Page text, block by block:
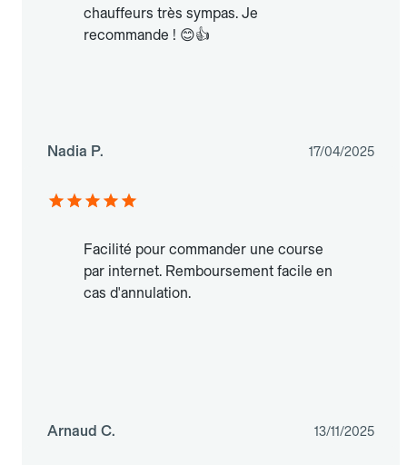
chauffeurs très sympas. Je
recommande ! 😊👍
Nadia P. 17/04/2025
Facilité pour commander une course
par internet. Remboursement facile en
cas d'annulation.
Arnaud C. 13/11/2025